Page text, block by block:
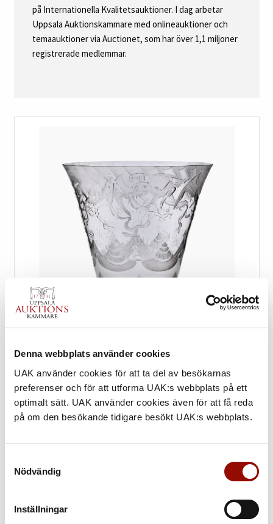
Denna webbplats använder cookies
UAK använder cookies för att ta del av besökarnas
preferenser och för att utforma UAK:s webbplats på ett
optimalt sätt. UAK använder cookies även för att få reda
på om den besökande tidigare besökt UAK:s webbplats.
Nödvändig
Inställningar
på Internationella Kvalitetsauktioner. I dag arbetar
Uppsala Auktionskammare med onlineauktioner och
temaauktioner via Auctionet, som har över 1,1 miljoner
registrerade medlemmar.